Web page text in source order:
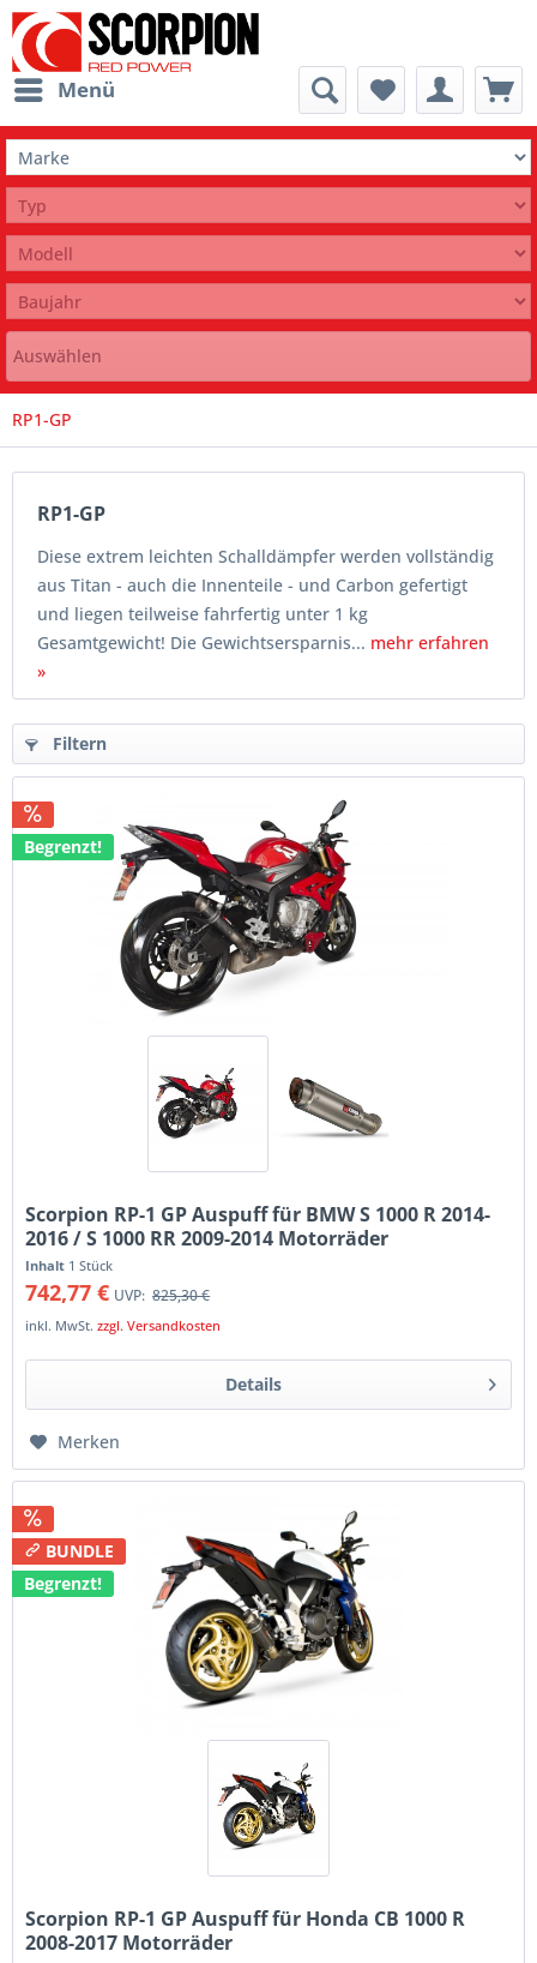
Menü
Auswählen
RP1-GP
RP1-GP
Diese extrem leichten Schalldämpfer werden vollständig
aus Titan - auch die Innenteile - und Carbon gefertigt
und liegen teilweise fahrfertig unter 1 kg
Gesamtgewicht! Die Gewichtsersparnis... mehr erfahren
»
Filtern
Begrenzt!
Scorpion RP-1 GP Auspuff für BMW S 1000 R 2014-
2016 / S 1000 RR 2009-2014 Motorräder
Inhalt 1 Stück
742,77 € UVP: 825,30 €
inkl. MwSt.zzgl. Versandkosten
Details
Merken
BUNDLE
Begrenzt!
Scorpion RP-1 GP Auspuff für Honda CB 1000 R
2008-2017 Motorräder